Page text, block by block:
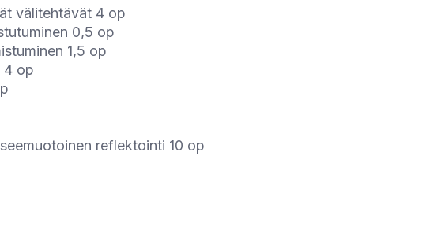
välitehtävät 4 op
0,5 op
1,5 op
4 op
reflektointi 10 op